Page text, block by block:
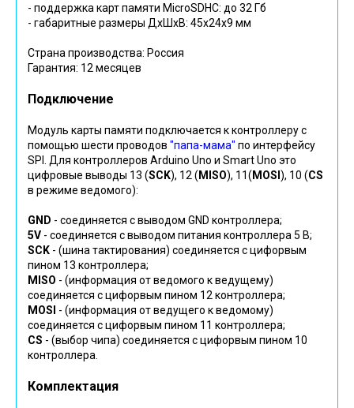
- поддержка карт памяти MicroSDHC: до 32 Гб
- габаритные размеры ДхШхВ: 45х24х9 мм
Страна производства: Россия
Гарантия: 12 месяцев
Подключение
Модуль карты памяти подключается к контроллеру с
помощью шести проводов "папа-мама" по интерфейсу
SPI. Для контроллеров Arduino Uno и Smart Uno это
цифровые выводы 13 (SCK), 12 ( MISO), 11( MOSI ), 10 (CS
в режиме ведомого):
GND - соединяется с выводом GND контроллера;
5V - соединяется с выводом питания контроллера 5 В;
SCK - (шина тактирования) соединяется с цифорвым
пином 13 контроллера;
MISO - (информация от ведомого к ведущему)
соединяется с цифорвым пином 12 контроллера;
MOSI - (информация от ведущего к ведомому)
соединяется с цифорвым пином 11 контроллера;
CS - (выбор чипа) соединяется с цифорвым пином 10
контроллера.
Комплектация